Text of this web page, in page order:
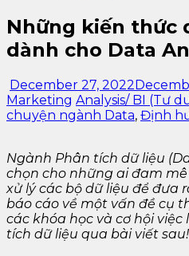
Những kiến thức
dành cho Data
December 27, 2022
Marketing Analysis/ BI (Tư
chuyện ngành Data, Định
Ngành Phân tích dữ liệu
chọn cho những ai đam
xử lý các bộ dữ liệu để đưa
báo cáo về một vấn đề cụ
các khóa học và cơ hội
tích dữ liệu qua bài viết sau!